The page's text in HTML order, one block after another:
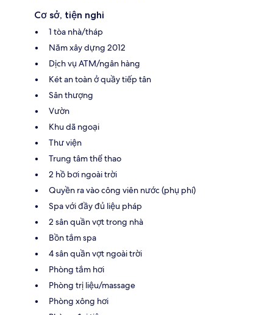
Cơ sở, tiện nghi
1 tòa nhà/tháp
Năm xây dựng 2012
Dịch vụ ATM/ngân hàng
Két an toàn ở quầy tiếp tân
Sân thượng
Vườn
Khu dã ngoại
Thư viện
Trung tâm thể thao
2 hồ bơi ngoài trời
Quyền ra vào công viên nước (phụ phí)
Spa với đầy đủ liệu pháp
2 sân quần vợt trong nhà
Bồn tắm spa
4 sân quần vợt ngoài trời
Phòng tắm hơi
Phòng trị liệu/massage
Phòng xông hơi